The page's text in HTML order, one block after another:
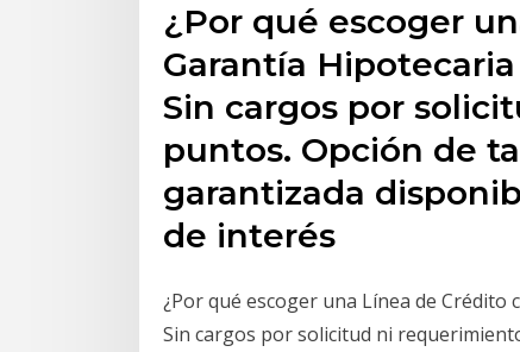
¿Por qué escoger
Garantía
Sin cargos por
puntos. Opción de
garantizada
de interés
¿Por qué escoger una Línea de
Sin cargos por solicitud ni